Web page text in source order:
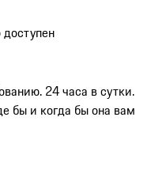
24 часа в сутки.
бы и когда бы она вам